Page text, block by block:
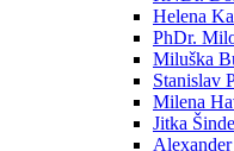
Helena
PhDr.
Miluška
Stanislav
Milena
Jitka